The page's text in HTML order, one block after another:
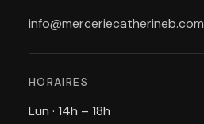
info@merceriecatherineb.com
HORAIRES
Lun · 14h – 18h